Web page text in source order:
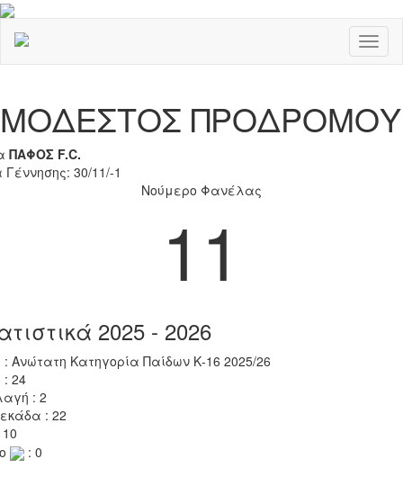
ΜΟΔΕΣΤΟΣ ΠΡΟΔΡΟΜΟΥ
ΠΑΦΟΣ F.C.
30/11/-1
Νούμερο Φανέλας
11
2025 - 2026
: Ανώτατη Κατηγορία Παίδων Κ-16 2025/26
: 24
: 2
: 22
: 0